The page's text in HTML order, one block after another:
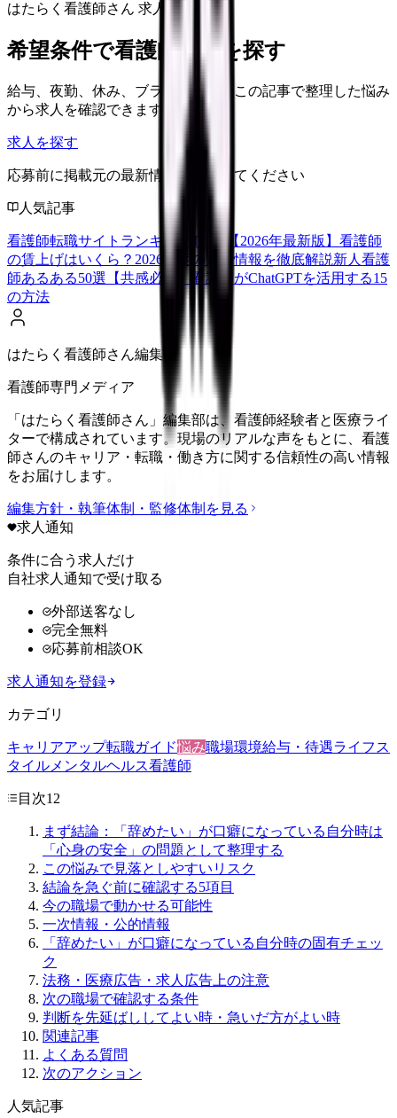
はたらく看護師さん 求人
希望条件で看護師求人を探す
給与、夜勤、休み、ブランクなど、この記事で整理した悩み
から求人を確認できます。
求人を探す
応募前に掲載元の最新情報を確認してください
人気記事
看護師転職サイトランキングTOP5【2026年最新版】 看護師
の賃上げはいくら？2026年度の最新情報を徹底解説新人看護
師あるある50選【共感必至】 看護師がChatGPTを活用する15
の方法
はたらく看護師さん編集部
看護師専門メディア
「はたらく看護師さん」編集部は、看護師経験者と医療ライ
ターで構成されています。現場のリアルな声をもとに、看護
師さんのキャリア・転職・働き方に関する信頼性の高い情報
をお届けします。
編集方針・執筆体制・監修体制を見る
求人通知
条件に合う求人だけ
自社求人通知で受け取る
外部送客なし
完全無料
応募前相談OK
求人通知を登録
カテゴリ
キャリアアップ転職ガイド悩み職場環境給与・待遇ライフス
タイル メンタルヘルス看護師
目次12
まず結論：「辞めたい」が口癖になっている自分時は
「心身の安全」の問題として整理する
この悩みで見落としやすいリスク
結論を急ぐ前に確認する5項目
今の職場で動かせる可能性
一次情報・公的情報
「辞めたい」が口癖になっている自分時の固有チェッ
ク
法務・医療広告・求人広告上の注意
次の職場で確認する条件
判断を先延ばししてよい時・急いだ方がよい時
関連記事
よくある質問
次のアクション
人気記事